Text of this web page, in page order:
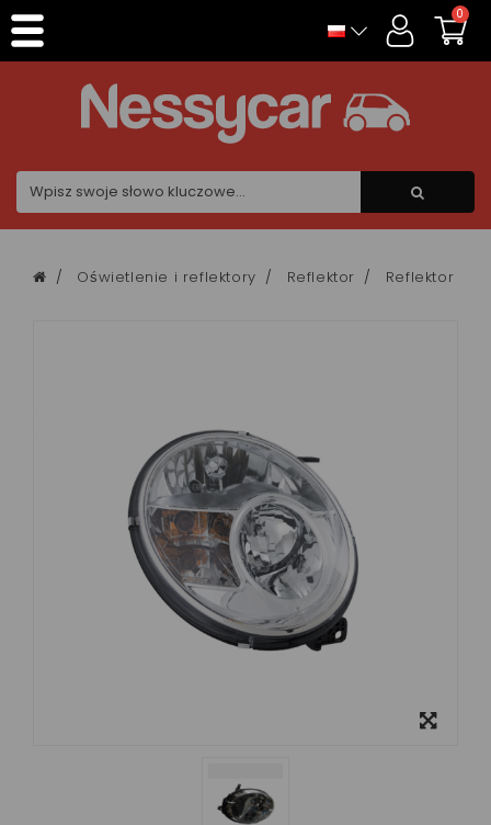
0
Oświetlenie i reflektory Reflektor Reflektor
Panel zarządzania plikami cookies